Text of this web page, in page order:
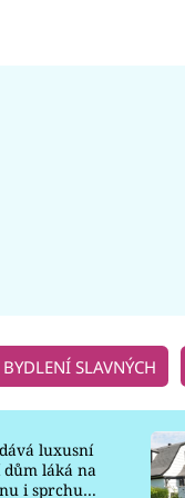
BYDLENÍ SLAVNÝCH
luxusní
láká na
i sprchu